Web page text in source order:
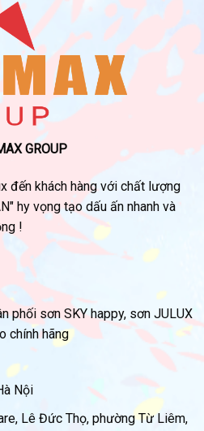
GROUP
đến khách hàng với chất lượng
hy vọng tạo dấu ấn nhanh và
!
phối sơn SKY happy, sơn JULUX
chính hãng
Nội
Lê Đức Thọ, phường Từ Liêm,